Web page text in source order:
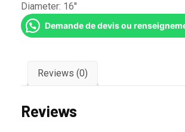
Diameter: 16''
Demande de devis ou
Reviews (0)
Reviews